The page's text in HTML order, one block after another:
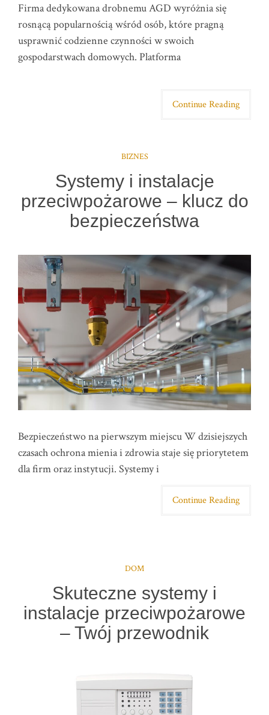
Firma dedykowana drobnemu AGD wyróżnia się
rosnącą popularnością wśród osób, które pragną
usprawnić codzienne czynności w swoich
gospodarstwach domowych. Platforma
Continue Reading
BIZNES
Systemy i instalacje
przeciwpożarowe – klucz do
bezpieczeństwa
Bezpieczeństwo na pierwszym miejscu W dzisiejszych
czasach ochrona mienia i zdrowia staje się priorytetem
dla firm oraz instytucji. Systemy i
Continue Reading
DOM
Skuteczne systemy i
instalacje przeciwpożarowe
– Twój przewodnik